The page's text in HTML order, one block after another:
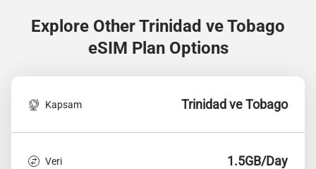
Explore Other Trinidad ve Tobago
eSIM Plan Options
Kapsam Trinidad ve Tobago
Veri 1.5GB/Day